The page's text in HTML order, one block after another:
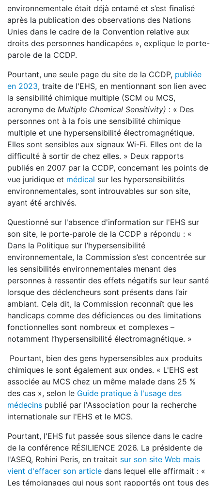
environnementale était déjà entamé et s’est finalisé
après la publication des observations des Nations
Unies dans le cadre de la Convention relative aux
droits des personnes handicapées », explique le porte-
parole de la CCDP.
Pourtant, une seule page du site de la CCDP, publiée
en 2023, traite de l'EHS, en mentionnant son lien avec
la sensibilité chimique multiple (SCM ou MCS,
acronyme de Multiple Chemical Sensitivity) : « Des
personnes ont à la fois une sensibilité chimique
multiple et une hypersensibilité électromagnétique.
Elles sont sensibles aux signaux Wi-Fi. Elles ont de la
difficulté à sortir de chez elles. » Deux rapports
publiés en 2007 par la CCDP, concernant les points de
vue juridique et médical sur les hypersensibilités
environnementales, sont introuvables sur son site,
ayant été archivés.
Questionné sur l'absence d'information sur l'EHS sur
son site, le porte-parole de la CCDP a répondu : «
Dans la Politique sur l’hypersensibilité
environnementale, la Commission s’est concentrée sur
les sensibilités environnementales menant des
personnes à ressentir des effets négatifs sur leur santé
lorsque des déclencheurs sont présents dans l’air
ambiant. Cela dit, la Commission reconnaît que les
handicaps comme des déficiences ou des limitations
fonctionnelles sont nombreux et complexes –
notamment l’hypersensibilité électromagnétique. »
Pourtant, bien des gens hypersensibles aux produits
chimiques le sont également aux ondes. « L'EHS est
associée au MCS chez un même malade dans 25 %
des cas », selon le Guide pratique à l'usage des
médecins publié par l'Association pour la recherche
internationale sur l'EHS et le MCS.
Pourtant, l'EHS fut passée sous silence dans le cadre
de la conférence RÉSILIENCE 2026. La présidente de
l'ASEQ, Rohini Peris, en traitait sur son site Web mais
vient d'effacer son article dans lequel elle affirmait : «
Les témoignages qui nous sont rapportés ont tous des